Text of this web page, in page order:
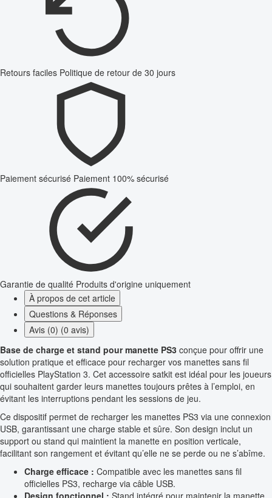
Retours faciles Politique de retour de 30 jours
Paiement sécurisé Paiement 100% sécurisé
Garantie de qualité Produits d'origine uniquement
À propos de cet article
Questions & Réponses
Avis (0) (0 avis)
Base de charge et stand pour manette PS3 conçue pour offrir une
solution pratique et efficace pour recharger vos manettes sans fil
officielles PlayStation 3. Cet accessoire satkit est idéal pour les joueurs
qui souhaitent garder leurs manettes toujours prêtes à l’emploi, en
évitant les interruptions pendant les sessions de jeu.
Ce dispositif permet de recharger les manettes PS3 via une connexion
USB, garantissant une charge stable et sûre. Son design inclut un
support ou stand qui maintient la manette en position verticale,
facilitant son rangement et évitant qu’elle ne se perde ou ne s’abîme.
Charge efficace : Compatible avec les manettes sans fil
officielles PS3, recharge via câble USB.
Design fonctionnel : Stand intégré pour maintenir la manette